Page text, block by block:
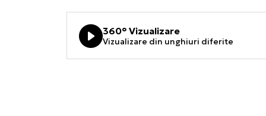
360° Vizualizare
Vizualizare din unghiuri diferite